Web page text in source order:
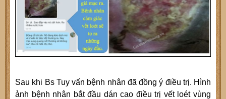
Sau khi Bs Tuy vấn bệnh nhân đã đồng ý điều trị. Hình
ảnh bệnh nhân bắt đầu dán cao điều trị vết loét vùng